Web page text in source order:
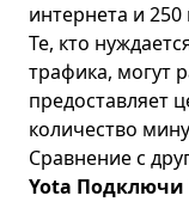
интернета и
Те, кто
трафика, могут
предоставляет
количество
Сравнение с
Yota